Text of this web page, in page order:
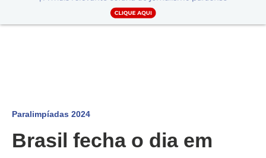
Paralimpíadas 2024
Brasil fecha o dia em